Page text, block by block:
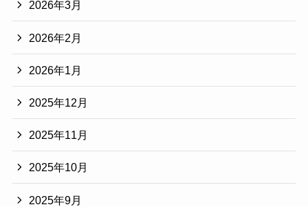
2026年3月
2026年2月
2026年1月
2025年12月
2025年11月
2025年10月
2025年9月